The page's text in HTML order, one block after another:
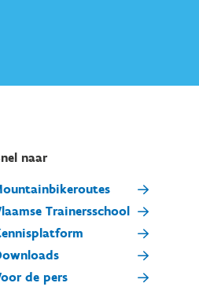
naar
Trainersschool
de pers